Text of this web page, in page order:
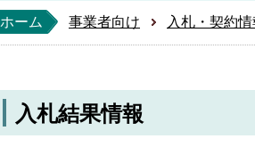
ホーム 事業者向け 入札・契約
入札結果情報